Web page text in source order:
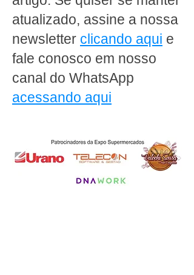
atualizado, assine a nossa
newsletter clicando aqui e
fale conosco em nosso
canal do WhatsApp
acessando aqui